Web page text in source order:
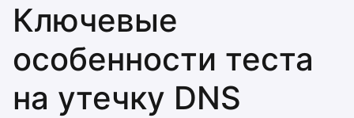
Ключевые
особенности теста
на утечку DNS